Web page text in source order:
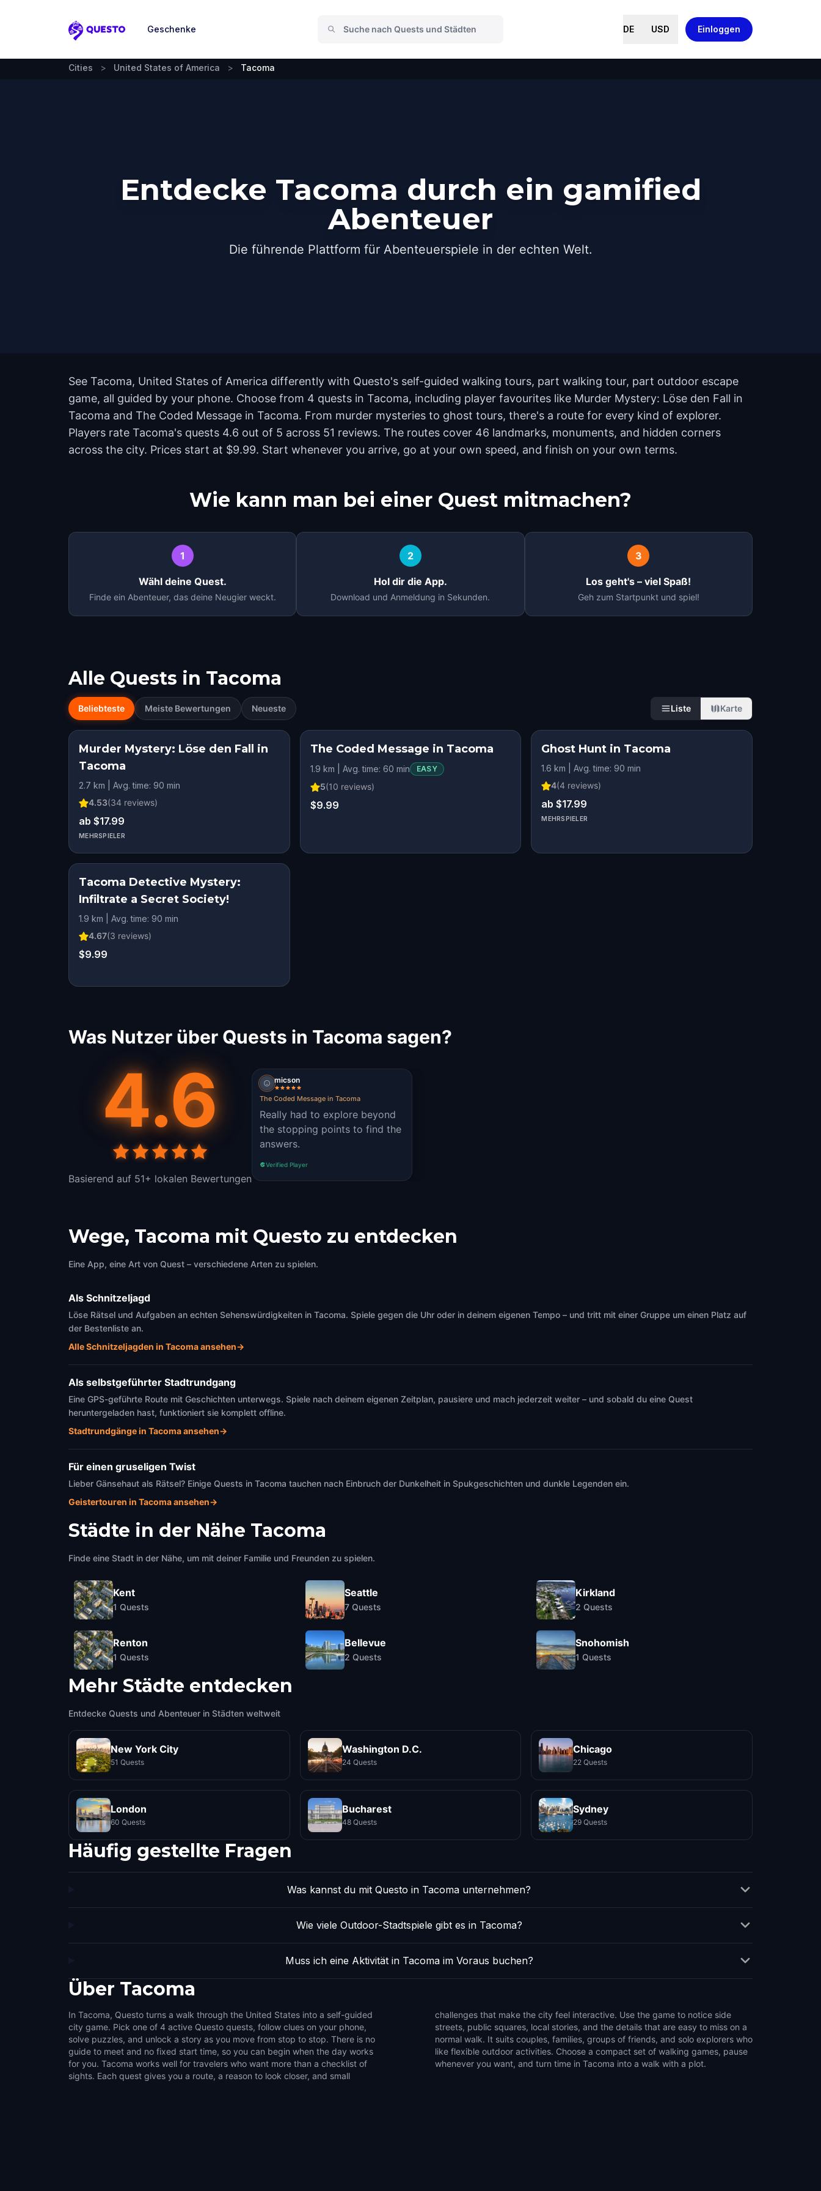
Questo
Geschenke DE USD Einloggen
Cities > United States of America > Tacoma
Entdecke Tacoma durch ein gamified
Abenteuer
Die führende Plattform für Abenteuerspiele in der echten Welt.
See Tacoma, United States of America differently with Questo's self-guided walking tours, part walking tour, part outdoor escape
game, all guided by your phone. Choose from 4 quests in Tacoma, including player favourites like Murder Mystery: Löse den Fall in
Tacoma and The Coded Message in Tacoma. From murder mysteries to ghost tours, there's a route for every kind of explorer.
Players rate Tacoma's quests 4.6 out of 5 across 51 reviews. The routes cover 46 landmarks, monuments, and hidden corners
across the city. Prices start at $9.99. Start whenever you arrive, go at your own speed, and finish on your own terms.
Wie kann man bei einer Quest mitmachen?
1
Wähl deine Quest.
Finde ein Abenteuer, das deine Neugier weckt.
2
Hol dir die App.
Download und Anmeldung in Sekunden.
3
Los geht's – viel Spaß!
Geh zum Startpunkt und spiel!
Alle Quests in Tacoma
Beliebteste Meiste Bewertungen Neueste Liste Karte
Murder Mystery: Löse den Fall in
Tacoma
2.7 km | Avg. time: 90 min
4.53(34 reviews)
ab $17.99
MEHRSPIELER
The Coded Message in Tacoma
1.9 km | Avg. time: 60 min EASY
5(10 reviews)
$9.99
Ghost Hunt in Tacoma
1.6 km | Avg. time: 90 min
4(4 reviews)
ab $17.99
MEHRSPIELER
Tacoma Detective Mystery:
Infiltrate a Secret Society!
1.9 km | Avg. time: 90 min
4.67(3 reviews)
$9.99
Was Nutzer über Quests in Tacoma sagen?
4.6
Basierend auf 51+ lokalen Bewertungen
micson
The Coded Message in Tacoma
Really had to explore beyond
the stopping points to find the
answers.
Verified Player
Wege, Tacoma mit Questo zu entdecken
Eine App, eine Art von Quest – verschiedene Arten zu spielen.
Als Schnitzeljagd
Löse Rätsel und Aufgaben an echten Sehenswürdigkeiten in Tacoma. Spiele gegen die Uhr oder in deinem eigenen Tempo – und tritt mit einer Gruppe um einen Platz auf
der Bestenliste an.
Alle Schnitzeljagden in Tacoma ansehen→
Als selbstgeführter Stadtrundgang
Eine GPS-geführte Route mit Geschichten unterwegs. Spiele nach deinem eigenen Zeitplan, pausiere und mach jederzeit weiter – und sobald du eine Quest
heruntergeladen hast, funktioniert sie komplett offline.
Stadtrundgänge in Tacoma ansehen→
Für einen gruseligen Twist
Lieber Gänsehaut als Rätsel? Einige Quests in Tacoma tauchen nach Einbruch der Dunkelheit in Spukgeschichten und dunkle Legenden ein.
Geistertouren in Tacoma ansehen→
Städte in der Nähe Tacoma
Finde eine Stadt in der Nähe, um mit deiner Familie und Freunden zu spielen.
Kent
1 Quests
Renton
1 Quests
Seattle
7 Quests
Bellevue
2 Quests
Kirkland
2 Quests
Snohomish
1 Quests
Mehr Städte entdecken
Entdecke Quests und Abenteuer in Städten weltweit
New York City
51 Quests
Washington D.C.
24 Quests
Chicago
22 Quests
London
60 Quests
Bucharest
48 Quests
Sydney
29 Quests
Häufig gestellte Fragen
Was kannst du mit Questo in Tacoma unternehmen?
Wie viele Outdoor-Stadtspiele gibt es in Tacoma?
Muss ich eine Aktivität in Tacoma im Voraus buchen?
Über Tacoma
In Tacoma, Questo turns a walk through the United States into a self-guided
city game. Pick one of 4 active Questo quests, follow clues on your phone,
solve puzzles, and unlock a story as you move from stop to stop. There is no
guide to meet and no fixed start time, so you can begin when the day works
for you. Tacoma works well for travelers who want more than a checklist of
sights. Each quest gives you a route, a reason to look closer, and small
challenges that make the city feel interactive. Use the game to notice side
streets, public squares, local stories, and the details that are easy to miss on a
normal walk. It suits couples, families, groups of friends, and solo explorers who
like flexible outdoor activities. Choose a compact set of walking games, pause
whenever you want, and turn time in Tacoma into a walk with a plot.